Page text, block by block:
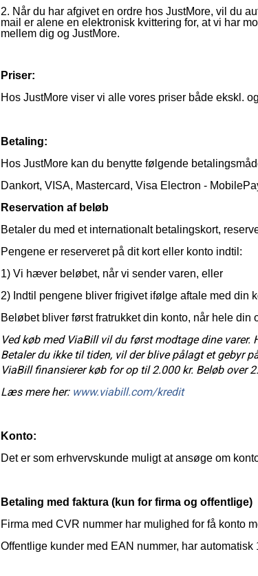
2. Når du har afgivet en ordre hos JustMore, vil du
mail er alene en elektronisk kvittering for, at vi har
mellem dig og JustMore.
Priser:
Hos JustMore viser vi alle vores priser både ekskl.
Betaling:
Hos JustMore kan du benytte følgende
Dankort, VISA, Mastercard, Visa Electron -
Reservation af beløb
Betaler du med et internationalt betalingskort,
Pengene er reserveret på dit kort eller konto indtil:
1) Vi hæver beløbet, når vi sender varen, eller
2) Indtil pengene bliver frigivet ifølge aftale med din
Beløbet bliver først fratrukket din konto, når hele din
Ved køb med ViaBill vil du først modtage dine
Betaler du ikke til tiden, vil der blive pålagt et gebyr
ViaBill finansierer køb for op til 2.000 kr. Beløb over
Læs mere her: www.viabill.com/kredit
Konto:
Det er som erhvervskunde muligt at ansøge om
Betaling med faktura (kun for firma og offentlige)
Firma med CVR nummer har mulighed for få konto
Offentlige kunder med EAN nummer, har